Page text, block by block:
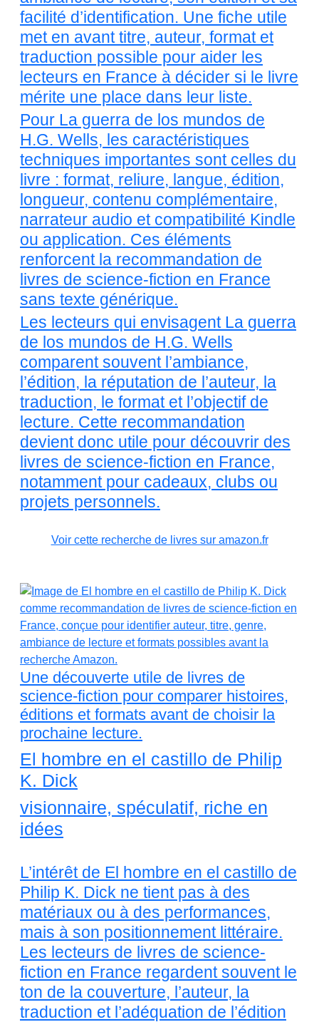
facilité d’identification. Une fiche utile
met en avant titre, auteur, format et
traduction possible pour aider les
lecteurs en France à décider si le livre
mérite une place dans leur liste.
Pour La guerra de los mundos de
H.G. Wells, les caractéristiques
techniques importantes sont celles du
livre : format, reliure, langue, édition,
longueur, contenu complémentaire,
narrateur audio et compatibilité Kindle
ou application. Ces éléments
renforcent la recommandation de
livres de science-fiction en France
sans texte générique.
Les lecteurs qui envisagent La guerra
de los mundos de H.G. Wells
comparent souvent l’ambiance,
l’édition, la réputation de l’auteur, la
traduction, le format et l’objectif de
lecture. Cette recommandation
devient donc utile pour découvrir des
livres de science-fiction en France,
notamment pour cadeaux, clubs ou
projets personnels.
Voir cette recherche de livres sur amazon.fr
Une découverte utile de livres de
science-fiction pour comparer histoires,
éditions et formats avant de choisir la
prochaine lecture.
El hombre en el castillo de Philip
K. Dick
visionnaire, spéculatif, riche en
idées
L’intérêt de El hombre en el castillo de
Philip K. Dick ne tient pas à des
matériaux ou à des performances,
mais à son positionnement littéraire.
Les lecteurs de livres de science-
fiction en France regardent souvent le
ton de la couverture, l’auteur, la
traduction et l’adéquation de l’édition